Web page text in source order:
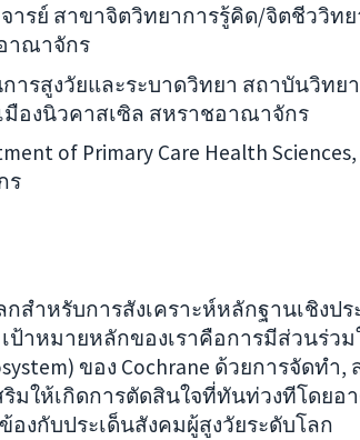
ารย์ สาขาจิตวิทยาการรู้คิด/จิตชีววิทย
าณาจักร
ารสูงวัยและระบาดวิทยา สถาบันวิทย
มืองนิวคาสเซิล สหราชอาณาจักร
of Primary Care Health
ร
สำหรับการสังเคราะห์หลักฐานเชิงป
ป้าหมายหลักของเราคือการมีส่วนร่วม
ของ Cochrane ด้วยการจัดทำ
ให้เกิดการตัดสินใจที่ทันท่วงทีโดยอ
งกับประเด็นสังคมผู้สูงวัยระดับโลก